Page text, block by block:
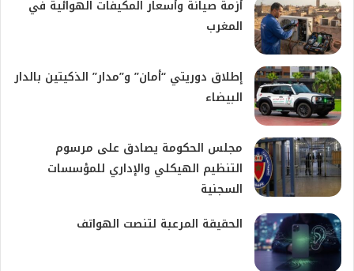
أزمة صيانة وأسعار المكيفات الهوائية في
المغرب
إطلاق دوريتي “أمان” و”مدار” الذكيتين بالدار
البيضاء
مجلس الحكومة يصادق على مرسوم
التنظيم الهيكلي والإداري للمؤسسات
السجنية
الحقيقة المرعبة لتنصت الهواتف